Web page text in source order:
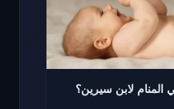
لابن سيرين؟